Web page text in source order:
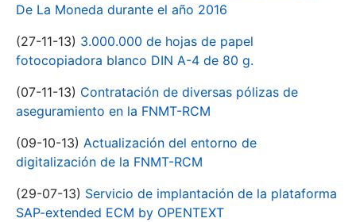
De La Moneda durante el año 2016
(27-11-13) 3.000.000 de hojas de papel
fotocopiadora blanco DIN A-4 de 80 g.
(07-11-13) Contratación de diversas pólizas de
aseguramiento en la FNMT-RCM
(09-10-13) Actualización del entorno de
digitalización de la FNMT-RCM
(29-07-13) Servicio de implantación de la plataforma
SAP-extended ECM by OPENTEXT